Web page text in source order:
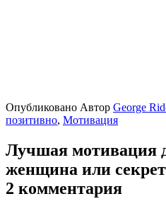
Опубликовано Автор George
позитивно, Мотивация
Лучшая мотивация
женщина или
2 комментария